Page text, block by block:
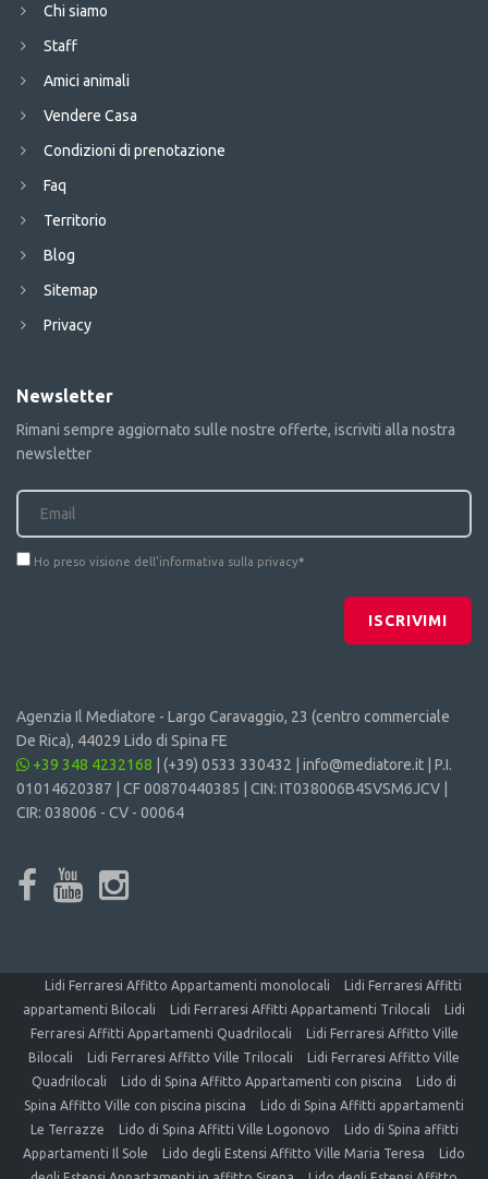
Chi siamo
Staff
Amici animali
Vendere Casa
Condizioni di prenotazione
Faq
Territorio
Blog
Sitemap
Privacy
Newsletter
Rimani sempre aggiornato sulle nostre offerte, iscriviti alla nostra
newsletter
Ho preso visione dell'informativa sulla privacy*
ISCRIVIMI
Agenzia Il Mediatore - Largo Caravaggio, 23 (centro commerciale
De Rica), 44029 Lido di Spina FE
+39 348 4232168
(+39) 0533 330432 info@mediatore.it | P.I.
01014620387 | CF 00870440385 | CIN: IT038006B4SVSM6JCV |
CIR: 038006 - CV - 00064
Lidi Ferraresi Affitto Appartamenti monolocali
Lidi Ferraresi Affitti
appartamenti Bilocali
Lidi Ferraresi Affitti Appartamenti Trilocali
Lidi
Ferraresi Affitti Appartamenti Quadrilocali
Lidi Ferraresi Affitto Ville
Bilocali
Lidi Ferraresi Affitto Ville Trilocali
Lidi Ferraresi Affitto Ville
Quadrilocali
Lido di Spina Affitto Appartamenti con piscina
Lido di
Spina Affitto Ville con piscina piscina
Lido di Spina Affitti appartamenti
Le Terrazze
Lido di Spina Affitti Ville Logonovo
Lido di Spina affitti
Appartamenti Il Sole
Lido degli Estensi Affitto Ville Maria Teresa
Lido